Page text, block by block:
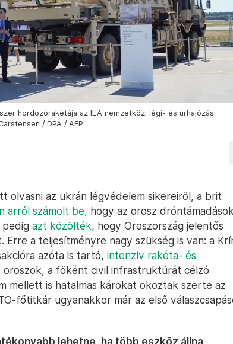
hordozórakétája az ILA nemzetközi légi- és űrhajózási
/ DPA / AFP
olvasni az ukrán légvédelem sikereiről, a brit
arról számolt be, hogy az orosz
pedig azt közölték, hogy Oroszország jelentős
a teljesítményre nagy szükség is van: a
azóta is tartó, intenzív rakéta- és
oroszok, a főként civil infrastruktúrát célzó
mellett is hatalmas károkat okoztak szerte az
főtitkár ugyanakkor már az első
lehetne, ha több eszköz állna